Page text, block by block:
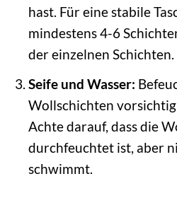
hast. Für eine stabile
mindestens 4-6
der einzelnen Schichten.
Seife und Wasser:
Wollschichten
Achte darauf, dass die
durchfeuchtet ist, aber
schwimmt.